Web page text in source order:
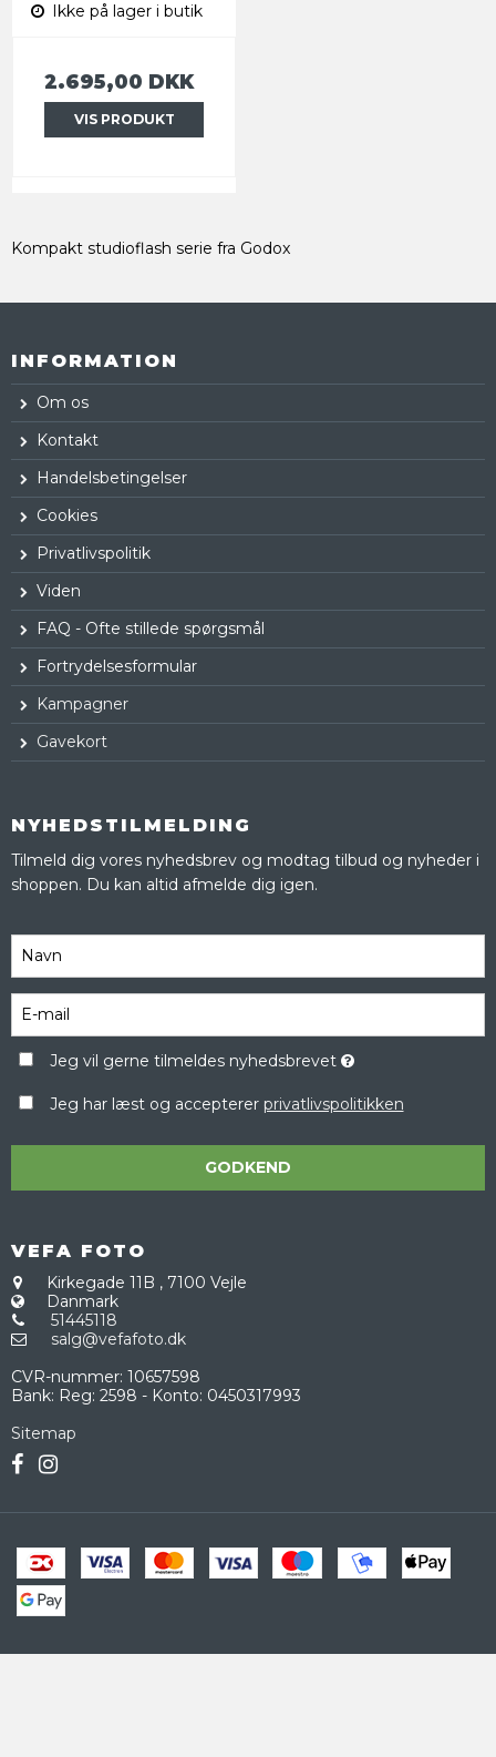
Ikke på lager i butik
2.695,00 DKK
VIS PRODUKT
Kompakt studioflash serie fra Godox
INFORMATION
Om os
Kontakt
Handelsbetingelser
Cookies
Privatlivspolitik
Viden
FAQ - Ofte stillede spørgsmål
Fortrydelsesformular
Kampagner
Gavekort
NYHEDSTILMELDING
Tilmeld dig vores nyhedsbrev og modtag tilbud og nyheder i
shoppen. Du kan altid afmelde dig igen.
Jeg vil gerne tilmeldes nyhedsbrevet
Jeg har læst og accepterer privatlivspolitikken
GODKEND
VEFA FOTO
Kirkegade 11B , 7100 Vejle
Danmark
51445118
salg@vefafoto.dk
CVR-nummer: 10657598
Bank: Reg: 2598 - Konto: 0450317993
Sitemap